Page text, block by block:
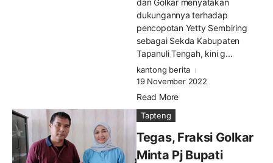
dan Golkar menyatakan
dukungannya terhadap
pencopotan Yetty Sembiring
sebagai Sekda Kabupaten
Tapanuli Tengah, kini g...
kantong berita
19 November 2022
Read More
Tapteng
Tegas, Fraksi Golkar
Minta Pj Bupati